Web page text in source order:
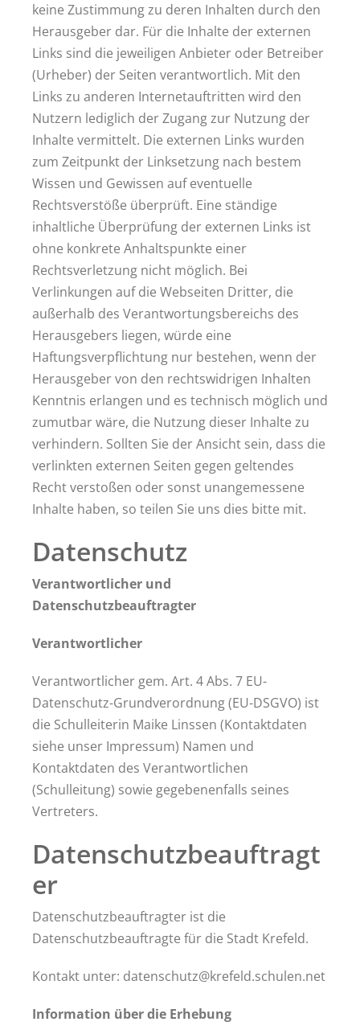
keine Zustimmung zu deren Inhalten durch den
Herausgeber dar. Für die Inhalte der externen
Links sind die jeweiligen Anbieter oder Betreiber
(Urheber) der Seiten verantwortlich. Mit den
Links zu anderen Internetauftritten wird den
Nutzern lediglich der Zugang zur Nutzung der
Inhalte vermittelt. Die externen Links wurden
zum Zeitpunkt der Linksetzung nach bestem
Wissen und Gewissen auf eventuelle
Rechtsverstöße überprüft. Eine ständige
inhaltliche Überprüfung der externen Links ist
ohne konkrete Anhaltspunkte einer
Rechtsverletzung nicht möglich. Bei
Verlinkungen auf die Webseiten Dritter, die
außerhalb des Verantwortungsbereichs des
Herausgebers liegen, würde eine
Haftungsverpflichtung nur bestehen, wenn der
Herausgeber von den rechtswidrigen Inhalten
Kenntnis erlangen und es technisch möglich und
zumutbar wäre, die Nutzung dieser Inhalte zu
verhindern. Sollten Sie der Ansicht sein, dass die
verlinkten externen Seiten gegen geltendes
Recht verstoßen oder sonst unangemessene
Inhalte haben, so teilen Sie uns dies bitte mit.
Datenschutz
Verantwortlicher und
Datenschutzbeauftragter
Verantwortlicher
Verantwortlicher gem. Art. 4 Abs. 7 EU-
Datenschutz-Grundverordnung (EU-DSGVO) ist
die Schulleiterin Maike Linssen (Kontaktdaten
siehe unser Impressum) Namen und
Kontaktdaten des Verantwortlichen
(Schulleitung) sowie gegebenenfalls seines
Vertreters.
Datenschutzbeauftragt
er
Datenschutzbeauftragter ist die
Datenschutzbeauftragte für die Stadt Krefeld.
Kontakt unter: datenschutz@krefeld.schulen.net
Information über die Erhebung